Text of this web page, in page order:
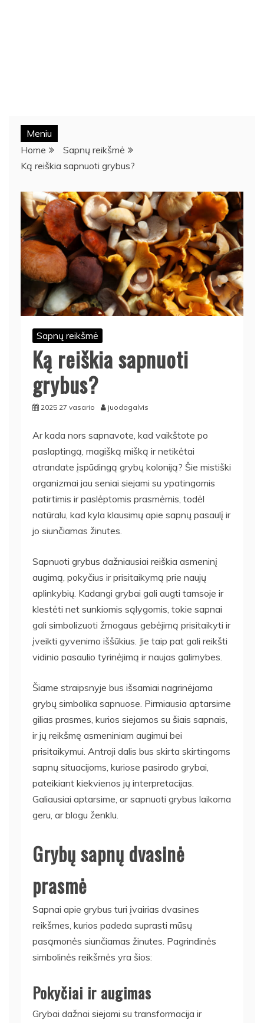
Meniu
Home
Sapnų reikšmė
Ką reiškia sapnuoti grybus?
Sapnų reikšmė
Ką reiškia sapnuoti
grybus?
2025 27 vasario juodagalvis
Ar kada nors sapnavote, kad vaikštote po
paslaptingą, magišką mišką ir netikėtai
atrandate įspūdingą grybų koloniją? Šie mistiški
organizmai jau seniai siejami su ypatingomis
patirtimis ir paslėptomis prasmėmis, todėl
natūralu, kad kyla klausimų apie sapnų pasaulį ir
jo siunčiamas žinutes.
Sapnuoti grybus dažniausiai reiškia asmeninį
augimą, pokyčius ir prisitaikymą prie naujų
aplinkybių. Kadangi grybai gali augti tamsoje ir
klestėti net sunkiomis sąlygomis, tokie sapnai
gali simbolizuoti žmogaus gebėjimą prisitaikyti ir
įveikti gyvenimo iššūkius. Jie taip pat gali reikšti
vidinio pasaulio tyrinėjimą ir naujas galimybes.
Šiame straipsnyje bus išsamiai nagrinėjama
grybų simbolika sapnuose. Pirmiausia aptarsime
gilias prasmes, kurios siejamos su šiais sapnais,
ir jų reikšmę asmeniniam augimui bei
prisitaikymui. Antroji dalis bus skirta skirtingoms
sapnų situacijoms, kuriose pasirodo grybai,
pateikiant kiekvienos jų interpretacijas.
Galiausiai aptarsime, ar sapnuoti grybus laikoma
geru, ar blogu ženklu.
Grybų sapnų dvasinė
prasmė
Sapnai apie grybus turi įvairias dvasines
reikšmes, kurios padeda suprasti mūsų
pasąmonės siunčiamas žinutes. Pagrindinės
simbolinės reikšmės yra šios:
Pokyčiai ir augimas
Grybai dažnai siejami su transformacija ir